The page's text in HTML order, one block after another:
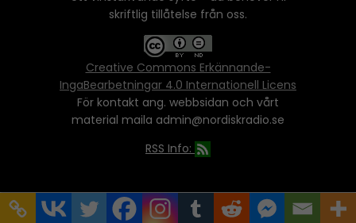
skriftlig tillåtelse från oss.
Creative Commons Erkännande-
IngaBearbetningar 4.0 Internationell Licens
För kontakt ang. webbsidan och vårt
material maila admin@nordiskradio.se
RSS Info: